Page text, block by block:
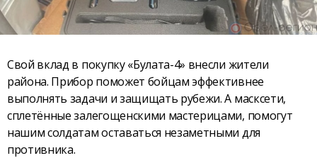
Свой вклад в покупку «Булата-4» внесли жители
района. Прибор поможет бойцам эффективнее
выполнять задачи и защищать рубежи. А масксети,
сплетённые залегощенскими мастерицами, помогут
нашим солдатам оставаться незаметными для
противника.